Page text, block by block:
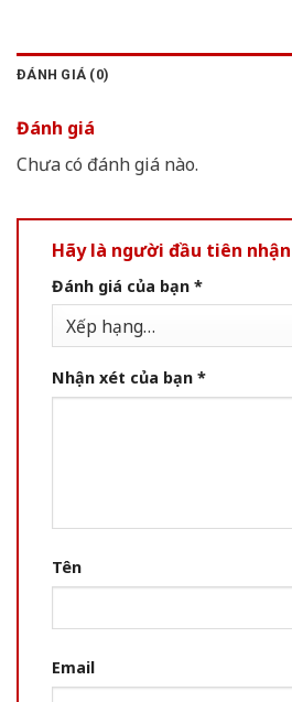
ĐÁNH GIÁ (0)
Đánh giá
Chưa có đánh giá nào.
Hãy là người đầu tiên nhận
Đánh giá của bạn *
Nhận xét của bạn *
Tên
Email